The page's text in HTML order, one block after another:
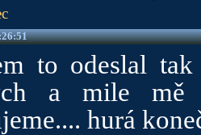
to odeslal
a mile
hurá